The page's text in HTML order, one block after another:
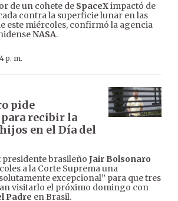
de un cohete de SpaceXimpactó de
contra la superficie lunar en las
este miércoles, confirmó la agencia
NASA.
p. m.
pide
recibir la
en el Día del
presidente brasileño Jair Bolsonaro
a la Corte Suprema una
excepcional” para que tres
visitarlo el próximo domingo con
Padre en Brasil.